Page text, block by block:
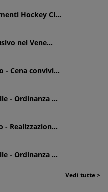
Hockey Cl...
nel Vene...
- Cena convivi...
- Ordinanza ...
- Realizzazion...
- Ordinanza ...
Vedi tutte >